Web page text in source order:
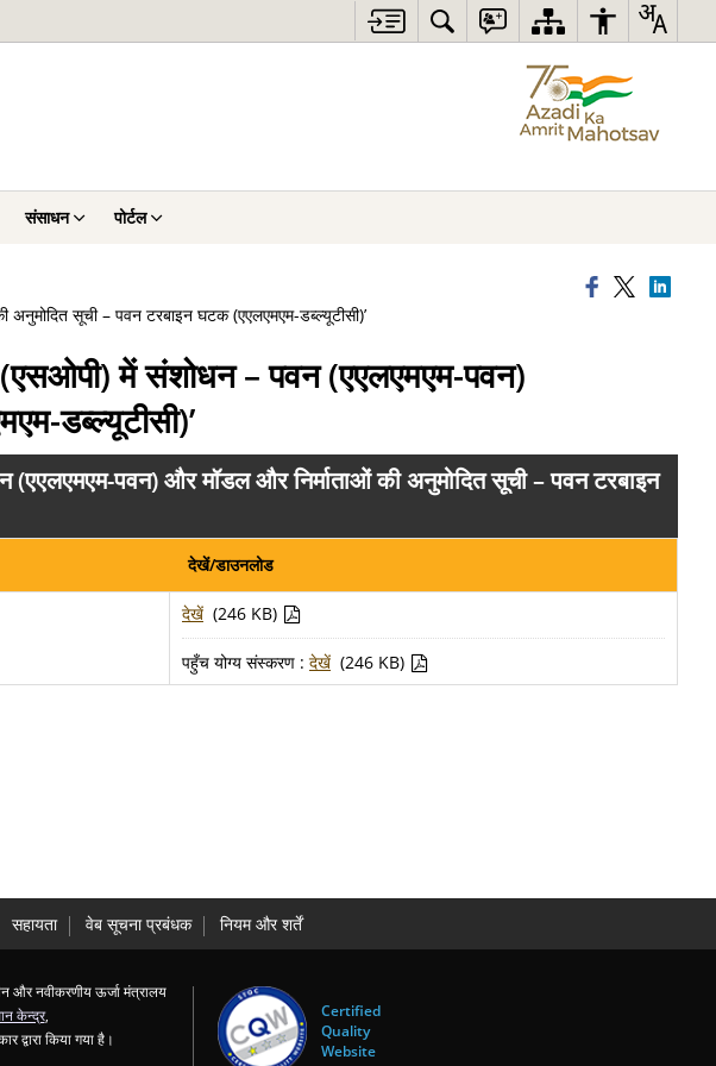
संसाधन पोर्टल
सूची – पवन टरबाइन घटक (एएलएमएम-डब्ल्यूटीसी)’
(एसओपी) में संशोधन – पवन (एएलएमएम-पवन)
डब्ल्यूटीसी)’
पवन) और मॉडल और निर्माताओं की अनुमोदित सूची – पवन टरबाइन
देखें/डाउनलोड
देखें (246 KB)
पहुँच योग्य संस्करण : देखें (246 KB)
सहायता वेब सूचना प्रबंधक नियम और शर्तें
और नवीकरणीय ऊर्जा मंत्रालय
केन्द्र,
द्वारा किया गया है।
Certified
Quality
Website